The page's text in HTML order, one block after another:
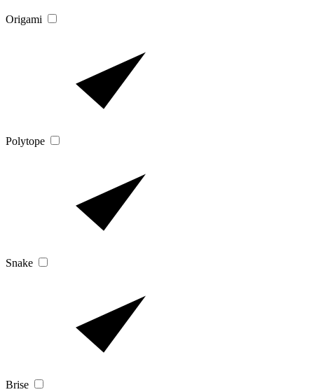
Origami
Polytope
Snake
Brise